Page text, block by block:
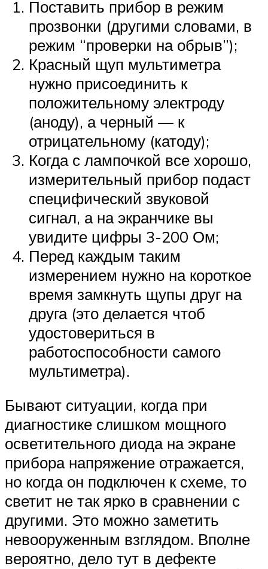
Поставить прибор в режим
прозвонки (другими словами, в
режим “проверки на обрыв”);
Красный щуп мультиметра
нужно присоединить к
положительному электроду
(аноду), а черный — к
отрицательному (катоду);
Когда с лампочкой все хорошо,
измерительный прибор подаст
специфический звуковой
сигнал, а на экранчике вы
увидите цифры 3-200 Ом;
Перед каждым таким
измерением нужно на короткое
время замкнуть щупы друг на
друга (это делается чтоб
удостовериться в
работоспособности самого
мультиметра).
Бывают ситуации, когда при
диагностике слишком мощного
осветительного диода на экране
прибора напряжение отражается,
но когда он подключен к схеме, то
светит не так ярко в сравнении с
другими. Это можно заметить
невооруженным взглядом. Вполне
вероятно, дело тут в дефекте